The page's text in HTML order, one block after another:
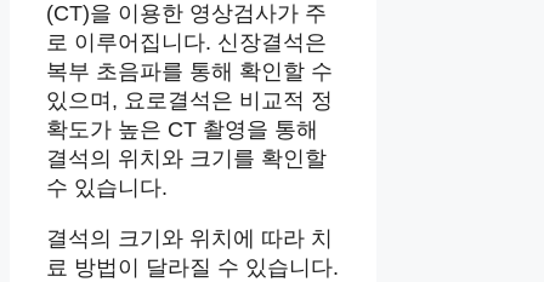
(CT)을 이용한 영상검사가 주
로 이루어집니다. 신장결석은
복부 초음파를 통해 확인할 수
있으며, 요로결석은 비교적 정
확도가 높은 CT 촬영을 통해
결석의 위치와 크기를 확인할
수 있습니다.
결석의 크기와 위치에 따라 치
료 방법이 달라질 수 있습니다.